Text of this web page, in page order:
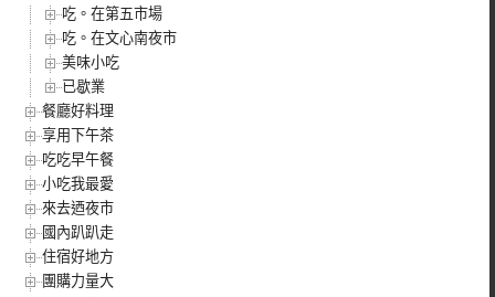
吃。在第五市場
吃。在文心南夜市
美味小吃
已歇業
餐廳好料理
享用下午茶
吃吃早午餐
小吃我最愛
來去迺夜市
國內趴趴走
住宿好地方
團購力量大